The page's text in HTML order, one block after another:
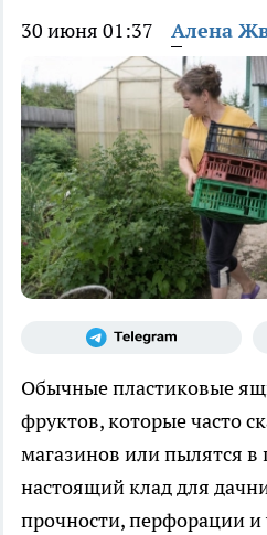
30 июня 01:37 Алена
Обычные пластиковые
фруктов, которые часто
магазинов или пылятся в
настоящий клад для
прочности, перфорации и